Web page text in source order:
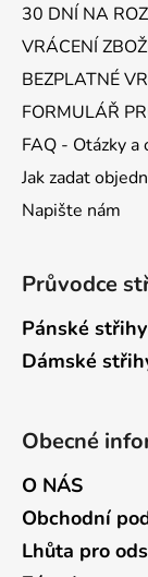
30 DNÍ NA
VRÁCENÍ
BEZPLATNÉ
FORMULÁŘ
FAQ - Otázky a
Jak zadat
Napište nám
Průvodce
Pánské
Dámské
Obecné
O NÁS
Obchodní
Lhůta pro